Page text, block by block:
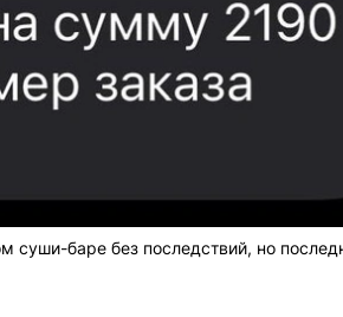
суши-баре без последствий, но